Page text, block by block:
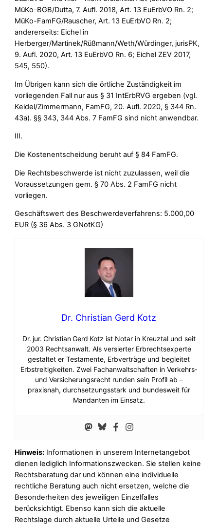
MüKo-BGB/Dutta, 7. Aufl. 2018, Art. 13 EuErbVO Rn. 2;
MüKo-FamFG/Rauscher, Art. 13 EuErbVO Rn. 2;
andererseits: Eichel in
Herberger/Martinek/Rüßmann/Weth/Würdinger, jurisPK,
9. Aufl. 2020, Art. 13 EuErbVO Rn. 6; Eichel ZEV 2017,
545, 550).
Im Übrigen kann sich die örtliche Zuständigkeit im
vorliegenden Fall nur aus § 31 IntErbRVG ergeben (vgl.
Keidel/Zimmermann, FamFG, 20. Aufl. 2020, § 344 Rn.
43a). §§ 343, 344 Abs. 7 FamFG sind nicht anwendbar.
III.
Die Kostenentscheidung beruht auf § 84 FamFG.
Die Rechtsbeschwerde ist nicht zuzulassen, weil die
Voraussetzungen gem. § 70 Abs. 2 FamFG nicht
vorliegen.
Geschäftswert des Beschwerdeverfahrens: 5.000,00
EUR (§ 36 Abs. 3 GNotKG)
Dr. Christian Gerd Kotz
Dr. jur. Christian Gerd Kotz ist Notar in Kreuztal und seit
2003 Rechtsanwalt. Als versierter Erbrechtsexperte
gestaltet er Testamente, Erbverträge und begleitet
Erbstreitigkeiten. Zwei Fachanwaltschaften in Verkehrs‑
und Versicherungsrecht runden sein Profil ab –
praxisnah, durchsetzungsstark und bundesweit für
Mandanten im Einsatz.
Hinweis:Informationen in unserem Internetangebot
dienen lediglich Informationszwecken. Sie stellen keine
Rechtsberatung dar und können eine individuelle
rechtliche Beratung auch nicht ersetzen, welche die
Besonderheiten des jeweiligen Einzelfalles
berücksichtigt. Ebenso kann sich die aktuelle
Rechtslage durch aktuelle Urteile und Gesetze